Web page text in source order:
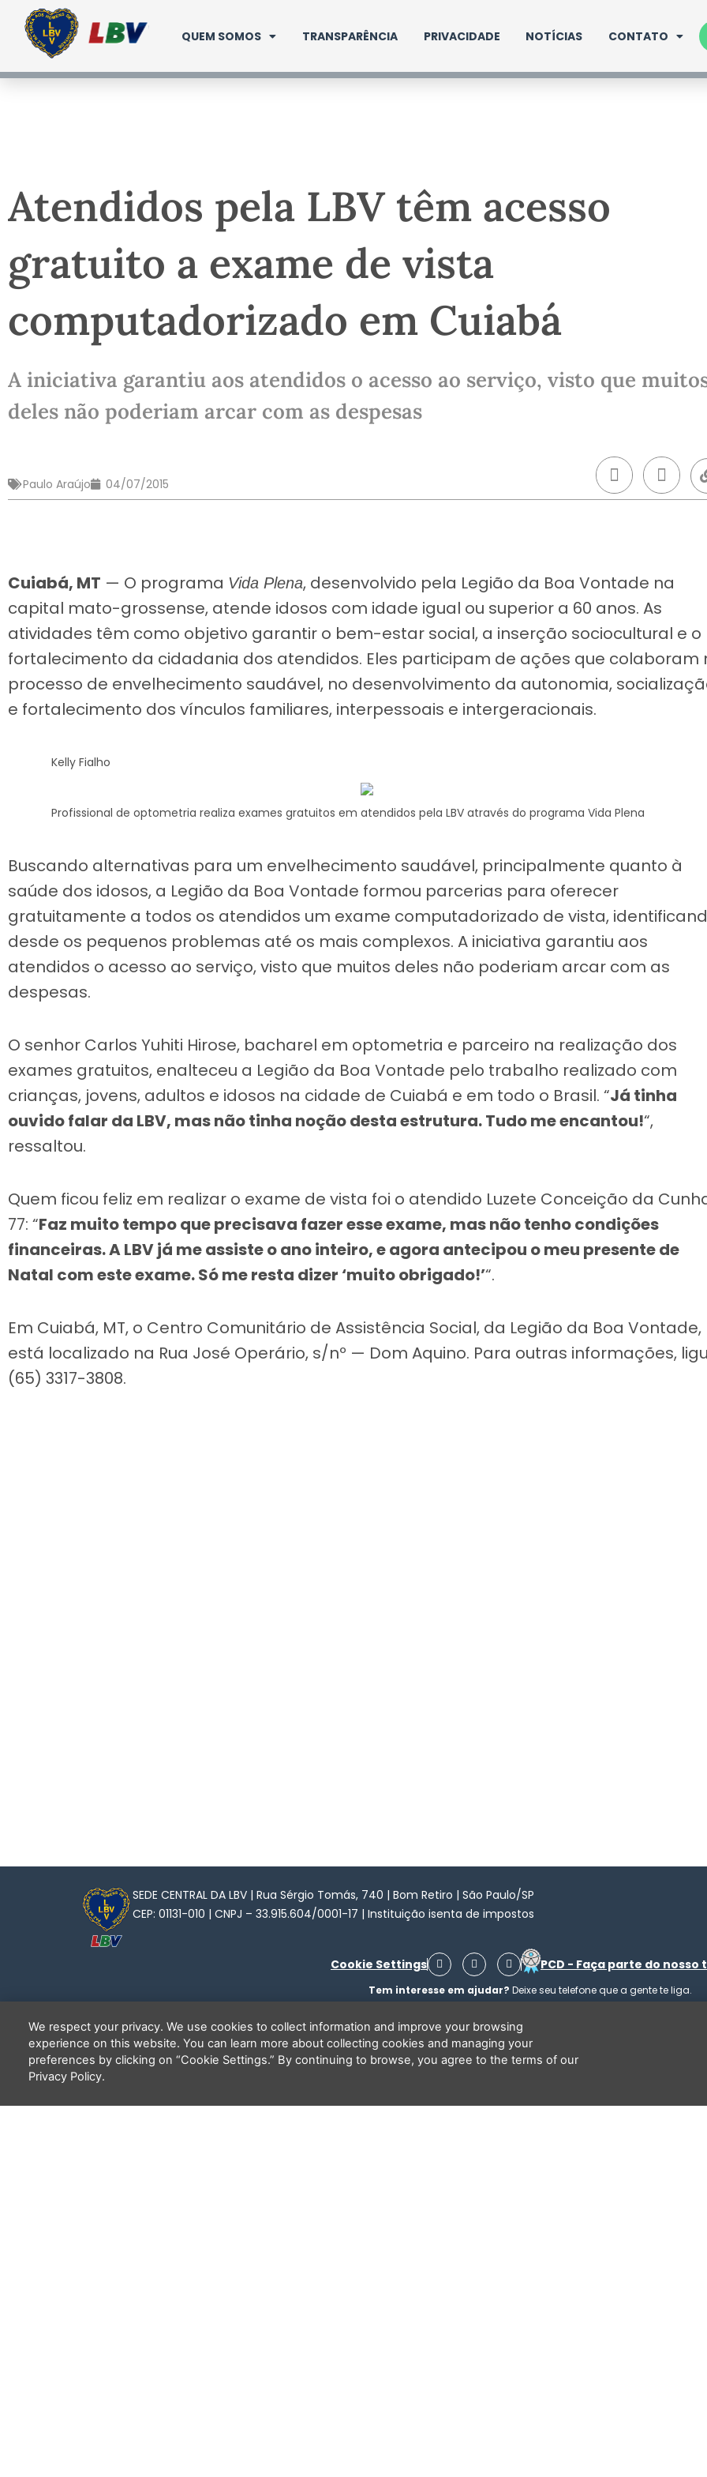
QUEM SOMOS TRANSPARÊNCIA PRIVACIDADE NOTÍCIAS CONTATO
Atendidos pela LBV têm acesso
gratuito a exame de vista
computadorizado em Cuiabá
A iniciativa garantiu aos atendidos o acesso ao serviço, visto que
deles não poderiam arcar com as despesas
Paulo Araújo 04/07/2015
Cuiabá, MT — O programa Vida Plena, desenvolvido pela Legião da Boa Vontade na
capital mato-grossense, atende idosos com idade igual ou superior a 60 anos. As
atividades têm como objetivo garantir o bem-estar social, a inserção sociocultural e o
fortalecimento da cidadania dos atendidos. Eles participam de ações que colaboram
processo de envelhecimento saudável, no desenvolvimento da autonomia,
e fortalecimento dos vínculos familiares, interpessoais e intergeracionais.
Kelly Fialho
Profissional de optometria realiza exames gratuitos em atendidos pela LBV através do programa Vida Plena
Buscando alternativas para um envelhecimento saudável, principalmente quanto à
saúde dos idosos, a Legião da Boa Vontade formou parcerias para oferecer
gratuitamente a todos os atendidos um exame computadorizado de vista,
desde os pequenos problemas até os mais complexos. A iniciativa garantiu aos
atendidos o acesso ao serviço, visto que muitos deles não poderiam arcar com as
despesas.
O senhor Carlos Yuhiti Hirose, bacharel em optometria e parceiro na realização dos
exames gratuitos, enalteceu a Legião da Boa Vontade pelo trabalho realizado com
crianças, jovens, adultos e idosos na cidade de Cuiabá e em todo o Brasil. “Já tinha
ouvido falar da LBV, mas não tinha noção desta estrutura. Tudo me encantou!“,
ressaltou.
Quem ficou feliz em realizar o exame de vista foi o atendido Luzete Conceição da
77: “Faz muito tempo que precisava fazer esse exame, mas não tenho condições
financeiras. A LBV já me assiste o ano inteiro, e agora antecipou o meu presente de
Natal com este exame. Só me resta dizer ‘muito obrigado!’“.
Em Cuiabá, MT, o Centro Comunitário de Assistência Social, da Legião da Boa Vontade,
está localizado na Rua José Operário, s/nº — Dom Aquino. Para outras informações,
(65) 3317-3808.
SEDE CENTRAL DA LBV | Rua Sérgio Tomás, 740 | Bom Retiro | São Paulo/SP
CEP: 01131-010 | CNPJ – 33.915.604/0001-17 | Instituição isenta de impostos
Cookie Settings
F
a
e
o
o
k
I
n
s
t
g
r
a
m
Y
o
u
t
b
e
PCD - Faça parte do nosso
Tem interesse em ajudar? Deixe seu telefone que a gente te liga.
Li e concordo que minhas informações serão tratadas de acordo com o
We respect your privacy. We use cookies to collect information and improve your browsing
experience on this website. You can learn more about collecting cookies and managing your
preferences by clicking on “Cookie Settings.” By continuing to browse, you agree to the terms of our
Privacy Policy.